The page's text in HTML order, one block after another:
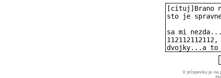
V príspevku je na